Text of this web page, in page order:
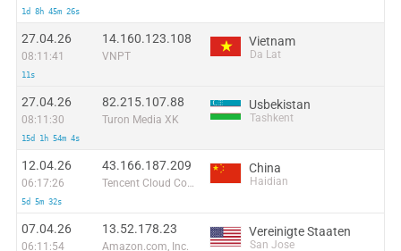
1d 8h 45m 26s
27.04.26
08:11:41
11s
14.160.123.108
VNPT
Vietnam
Da Lat
27.04.26
08:11:30
15d 1h 54m 4s
82.215.107.88
Turon Media XK
Usbekistan
Tashkent
12.04.26
06:17:26
5d 5m 32s
43.166.187.209
Tencent Cloud Computing (Beijing) Co
China
Haidian
07.04.26
06:11:54
13.52.178.23
Amazon.com, Inc.
Vereinigte Staaten
San Jose